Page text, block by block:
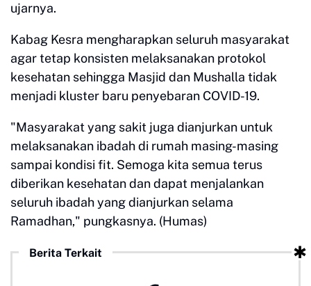
ujarnya.
Kabag Kesra mengharapkan seluruh masyarakat
agar tetap konsisten melaksanakan protokol
kesehatan sehingga Masjid dan Mushalla tidak
menjadi kluster baru penyebaran COVID-19.
"Masyarakat yang sakit juga dianjurkan untuk
melaksanakan ibadah di rumah masing-masing
sampai kondisi fit. Semoga kita semua terus
diberikan kesehatan dan dapat menjalankan
seluruh ibadah yang dianjurkan selama
Ramadhan," pungkasnya. (Humas)
Berita Terkait